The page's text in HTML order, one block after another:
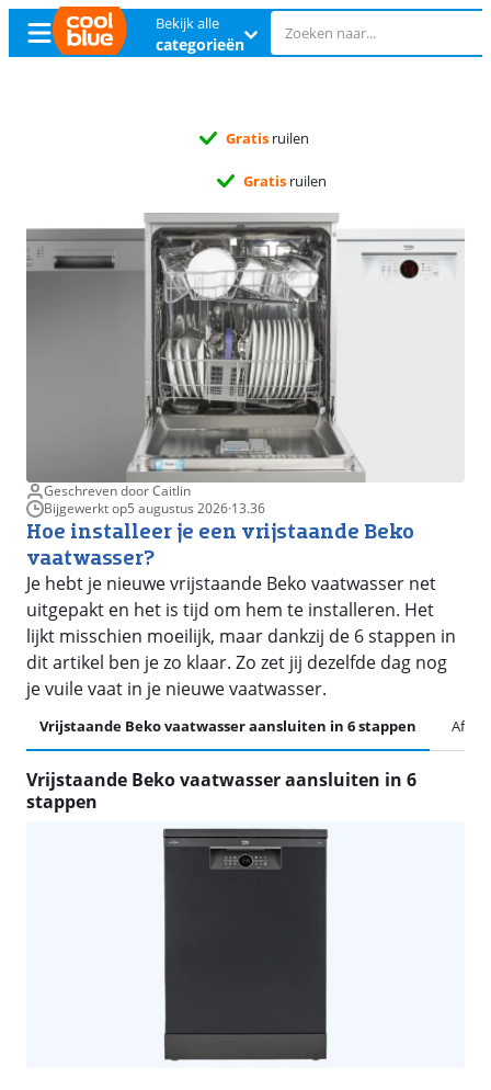
Bekijk alle
categorieën
Gratis ruilen
Gratis ruilen
Geschreven door Caitlin
Bijgewerkt op5 augustus 2026·13.36
Hoe installeer je een vrijstaande Beko
vaatwasser?
Je hebt je nieuwe vrijstaande Beko vaatwasser net
uitgepakt en het is tijd om hem te installeren. Het
lijkt misschien moeilijk, maar dankzij de 6 stappen in
dit artikel ben je zo klaar. Zo zet jij dezelfde dag nog
je vuile vaat in je nieuwe vaatwasser.
Vrijstaande Beko vaatwasser aansluiten in 6 stappen
Vrijstaande Beko vaatwasser aansluiten in 6
stappen